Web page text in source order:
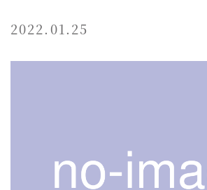
2022.01.25